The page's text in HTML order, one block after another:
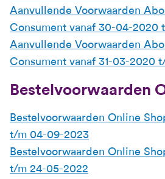
Aanvullende Voorwaarden
Consument vanaf 30-04-2020
Aanvullende Voorwaarden
Consument vanaf 31-03-2020
Bestelvoorwaarden
Bestelvoorwaarden Online
t/m 04-09-2023
Bestelvoorwaarden Online
t/m 24-05-2022